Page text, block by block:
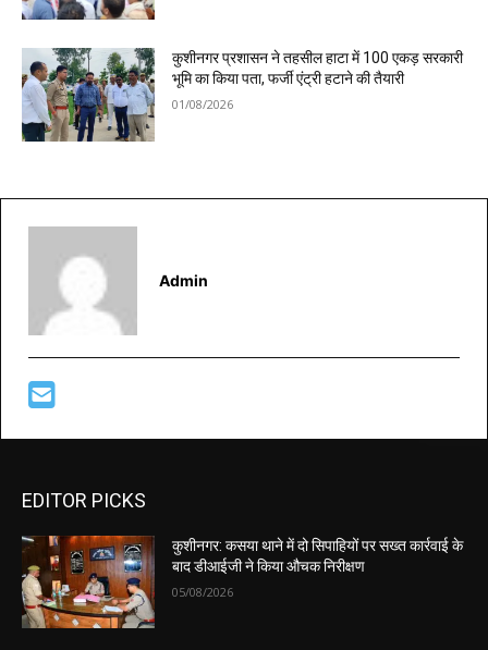
कुशीनगर प्रशासन ने तहसील हाटा में 100 एकड़ सरकारी
भूमि का किया पता, फर्जी एंट्री हटाने की तैयारी
01/08/2026
Admin
EDITOR PICKS
कुशीनगर: कसया थाने में दो सिपाहियों पर सख्त कार्रवाई के
बाद डीआईजी ने किया औचक निरीक्षण
05/08/2026